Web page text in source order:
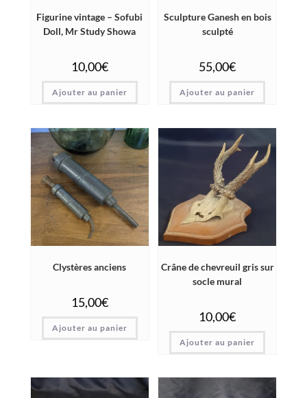
Figurine vintage – Sofubi
Doll, Mr Study Showa
10,00€
Ajouter au panier
Sculpture Ganesh en bois
sculpté
55,00€
Ajouter au panier
Clystères anciens
15,00€
Ajouter au panier
Crâne de chevreuil gris sur
socle mural
10,00€
Ajouter au panier